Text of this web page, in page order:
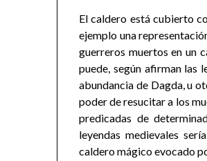
El caldero está cubierto
ejemplo una
guerreros muertos en un
puede, según afirman las
abundancia de Dagda, u
poder de resucitar a los
predicadas de
leyendas medievales
caldero mágico evocado